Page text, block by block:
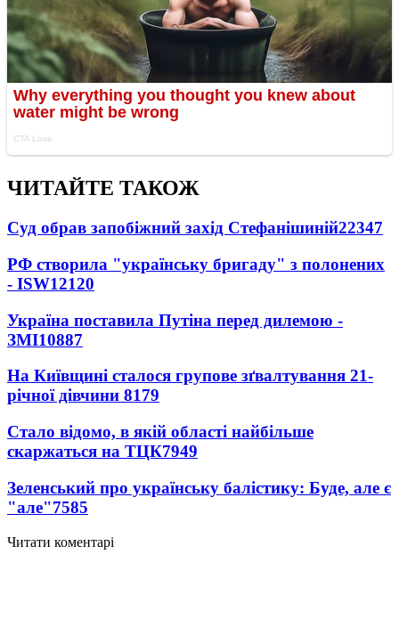
ЧИТАЙТЕ ТАКОЖ
Суд обрав запобіжний захід Стефанішиній22347
РФ створила "українську бригаду" з полонених
- ISW12120
Україна поставила Путіна перед дилемою -
ЗМІ10887
На Київщині сталося групове зґвалтування 21-
річної дівчини 8179
Стало відомо, в якій області найбільше
скаржаться на ТЦК7949
Зеленський про українську балістику: Буде, але є
"але"7585
Читати коментарі